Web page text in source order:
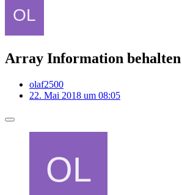
Array Information behalten
olaf2500
22. Mai 2018 um 08:05